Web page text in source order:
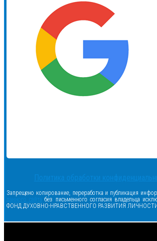
Политика обработки
Запрещено копирование, переработка и публикация
данного сайта без письменного согласия владельца
ФОНД ДУХОВНО-НРАВСТВЕННОГО РАЗВИТИЯ